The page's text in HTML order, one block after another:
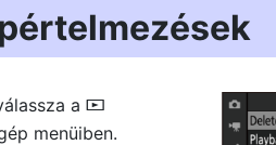
a D
menüiben.